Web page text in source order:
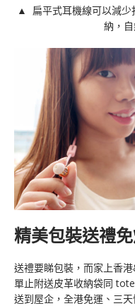
▲ 扁平式耳機線可以減少
納，
精美包裝送禮
送禮要睇包裝，而家上香港
單止附送皮革收納袋同
送到屋企，全港免運、三